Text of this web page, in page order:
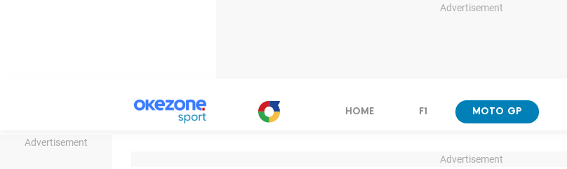
Advertisement
Advertisement
HOME F1 MOTO GP
Advertisement